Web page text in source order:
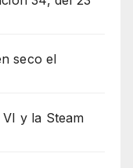
seco el
y la Steam